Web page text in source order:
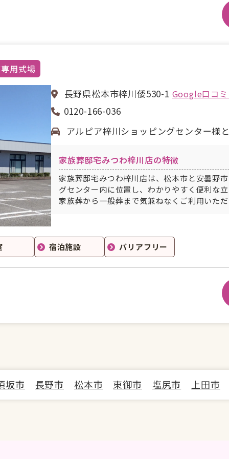
用式場
長野県松本市梓川倭530-1 Google口コ
0120-166-036
アルピア梓川ショッピングセンター様
家族葬邸宅みつわ梓川店の特徴
家族葬邸宅みつわ梓川店は、松本市と安曇野
グセンター内に位置し、わかりやすく便利な
家族葬から一般葬まで気兼ねなくご利用いた
宿泊施設 バリアフリー
坂市 長野市 松本市 東御市 塩尻市 上田市